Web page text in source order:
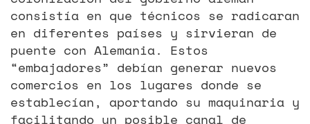
consistía en que técnicos se radicaran
en diferentes países y sirvieran de
puente con Alemania. Estos
“embajadores” debían generar nuevos
comercios en los lugares donde se
establecían, aportando su maquinaria y
facilitando un posible canal de